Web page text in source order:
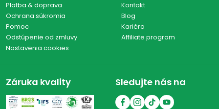
Platba & doprava
Ochrana súkromia
Pomoc
Odstúpenie od zmluvy
Nastavenia cookies
Kontakt
Blog
Kariéra
Affiliate program
Záruka kvality Sledujte nás na